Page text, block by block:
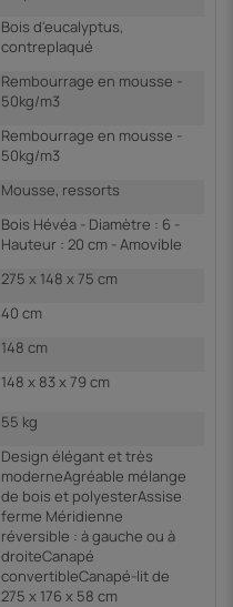
Bois d'eucalyptus,
contreplaqué
Rembourrage en mousse -
50kg/m3
Rembourrage en mousse -
50kg/m3
Mousse, ressorts
Bois Hévéa - Diamètre : 6 -
Hauteur : 20 cm - Amovible
275 x 148 x 75 cm
40 cm
148 cm
148 x 83 x 79 cm
55 kg
Design élégant et très
moderneAgréable mélange
de bois et polyesterAssise
ferme Méridienne
réversible : à gauche ou à
droiteCanapé
convertibleCanapé-lit de
275 x 176 x 58 cm